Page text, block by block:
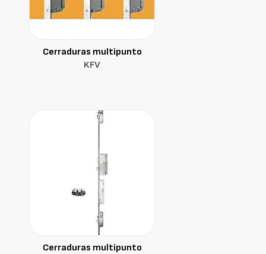
Cerraduras multipunto
KFV
Cerraduras multipunto